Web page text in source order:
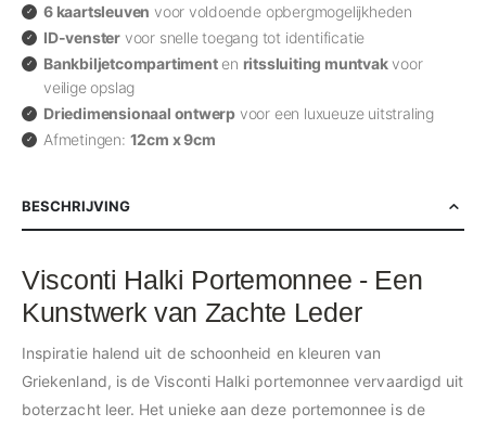
6 kaartsleuven voor voldoende opbergmogelijkheden
ID-venstervoor snelle toegang tot identificatie
Bankbiljetcompartimenten ritssluiting muntvakvoor
veilige opslag
Driedimensionaal ontwerp voor een luxueuze uitstraling
Afmetingen: 12cm x 9cm
BESCHRIJVING
Visconti Halki Portemonnee - Een
Kunstwerk van Zachte Leder
Inspiratie halend uit de schoonheid en kleuren van
Griekenland, is de Visconti Halki portemonnee vervaardigd uit
boterzacht leer. Het unieke aan deze portemonnee is de